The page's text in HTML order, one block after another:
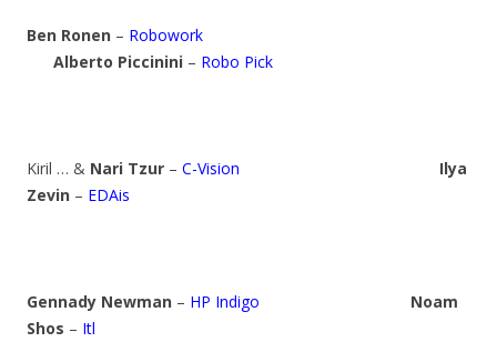
Ben Ronen – Robowork
Alberto Piccinini – Robo Pick
Kiril … & Nari Tzur – C-Vision
Ilya
Zevin – EDAis
Gennady Newman – HP Indigo
Noam
Shos – Itl